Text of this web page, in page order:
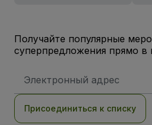
Получайте популярные
суперпредложения прямо
электронной
Присоединиться к списку